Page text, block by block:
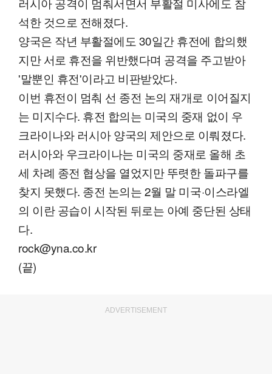
석한 것으로 전해졌다.
양국은 작년 부활절에도 30일간 휴전에 합의했
지만 서로 휴전을 위반했다며 공격을 주고받아
'말뿐인 휴전'이라고 비판받았다.
이번 휴전이 멈춰 선 종전 논의 재개로 이어질지
는 미지수다. 휴전 합의는 미국의 중재 없이 우
크라이나와 러시아 양국의 제안으로 이뤄졌다.
러시아와 우크라이나는 미국의 중재로 올해 초
세 차례 종전 협상을 열었지만 뚜렷한 돌파구를
찾지 못했다. 종전 논의는 2월 말 미국·이스라엘
의 이란 공습이 시작된 뒤로는 아예 중단된 상태
다.
rock@yna.co.kr
(끝)
ADVERTISEMENT